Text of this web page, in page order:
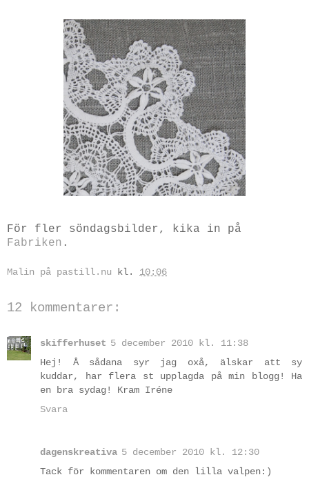
För fler söndagsbilder, kika in på
Fabriken .
Malin på pastill.nu kl. 10:06
12 kommentarer:
skifferhuset 5 december 2010 kl. 11:38
Hej! Å sådana syr jag oxå, älskar att sy
kuddar, har flera st upplagda på min blogg! Ha
en bra sydag! Kram Iréne
Svara
dagenskreativa 5 december 2010 kl. 12:30
Tack för kommentaren om den lilla valpen:)